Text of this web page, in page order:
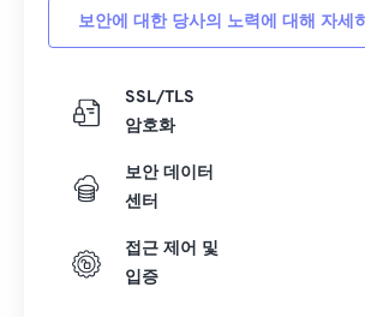
보안에 대한 당사의 노력에 대해 자세
SSL/TLS
암호화
보안 데이터
센터
접근 제어 및
입증